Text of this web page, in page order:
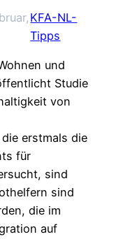
KFA-NL-
Tipps
und
Studie
von
erstmals die
für
sind
sind
die im
auf